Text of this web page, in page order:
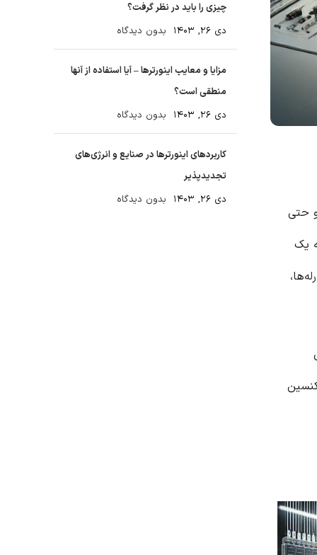
و حتی
یک
رله‌ها،
چیزی را باید در نظر گرفت؟
دی ۲۶, ۱۴۰۳
بدون دیدگاه
مزایا و معایب اینورترها – آیا استفاده از آنها
منطقی است؟
دی ۲۶, ۱۴۰۳
بدون دیدگاه
کاربردهای اینورترها در صنایع و انرژی‌های
تجدیدپذیر
دی ۲۶, ۱۴۰۳
بدون دیدگاه